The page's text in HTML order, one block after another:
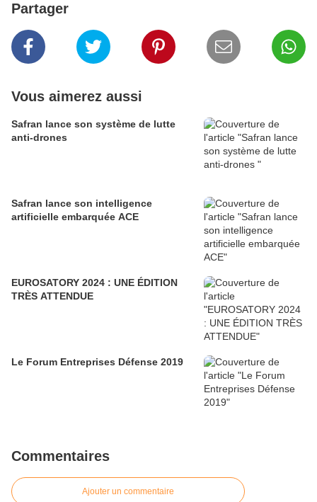
Partager
Vous aimerez aussi
Safran lance son système de lutte
anti-drones
Safran lance son intelligence
artificielle embarquée ACE
EUROSATORY 2024 : UNE ÉDITION
TRÈS ATTENDUE
Le Forum Entreprises Défense 2019
Commentaires
Ajouter un commentaire